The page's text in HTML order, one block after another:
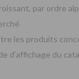
par ordre
les produits
d’affichage du